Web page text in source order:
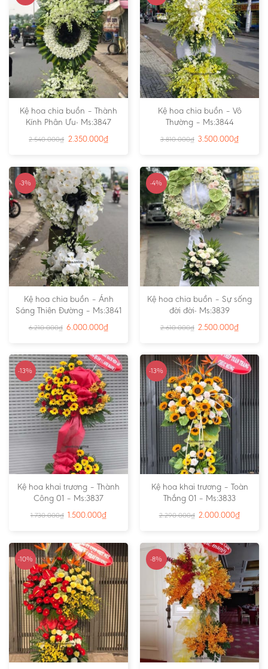
Kệ hoa chia buồn – Thành
Kính Phân Ưu- Ms:3847
2.540.000₫ 2.350.000₫
Kệ hoa chia buồn – Vô
Thường – Ms:3844
3.810.000₫ 3.500.000₫
-3%
Kệ hoa chia buồn – Ánh
Sáng Thiên Đường – Ms:3841
6.210.000₫ 6.000.000₫
-4%
Kệ hoa chia buồn – Sự sống
đời đời- Ms:3839
2.610.000₫ 2.500.000₫
-13%
Kệ hoa khai trương – Thành
Công 01 – Ms:3837
1.730.000₫ 1.500.000₫
-13%
Kệ hoa khai trương – Toàn
Thắng 01 – Ms:3833
2.290.000₫ 2.000.000₫
-10% -8%